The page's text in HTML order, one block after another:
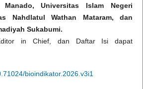
Manado, Universitas Islam Negeri
Nahdlatul Wathan Mataram, dan
Sukabumi.
in Chief, dan Daftar Isi dapat
bioindikator.2026.v3i1